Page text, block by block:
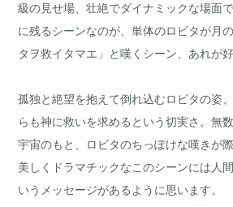
級の見せ場、壮絶でダイナミックな場面
に残るシーンなのが、単体のロビタが月
タヲ救イタマエ」と嘆くシーン、あれが好
孤独と絶望を抱えて倒れ込むロビタの姿
らも神に救いを求めるという切実さ。無
宇宙のもと、ロビタのちっぽけな嘆きが
美しくドラマチックなこのシーンには人
いうメッセージがあるように思います。